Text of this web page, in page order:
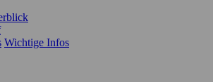
Wichtige Infos